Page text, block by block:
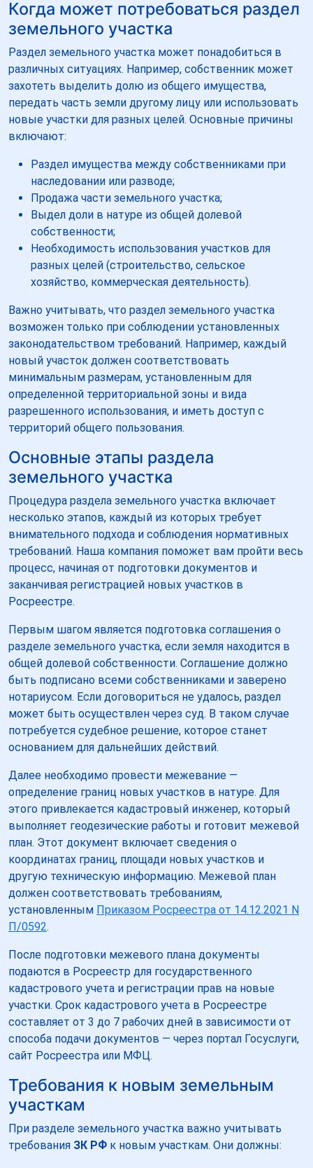
Когда может потребоваться раздел
земельного участка
Раздел земельного участка может понадобиться в
различных ситуациях. Например, собственник может
захотеть выделить долю из общего имущества,
передать часть земли другому лицу или использовать
новые участки для разных целей. Основные причины
включают:
Раздел имущества между собственниками при
наследовании или разводе;
Продажа части земельного участка;
Выдел доли в натуре из общей долевой
собственности;
Необходимость использования участков для
разных целей (строительство, сельское
хозяйство, коммерческая деятельность).
Важно учитывать, что раздел земельного участка
возможен только при соблюдении установленных
законодательством требований. Например, каждый
новый участок должен соответствовать
минимальным размерам, установленным для
определенной территориальной зоны и вида
разрешенного использования, и иметь доступ с
территорий общего пользования.
Основные этапы раздела
земельного участка
Процедура раздела земельного участка включает
несколько этапов, каждый из которых требует
внимательного подхода и соблюдения нормативных
требований. Наша компания поможет вам пройти весь
процесс, начиная от подготовки документов и
заканчивая регистрацией новых участков в
Росреестре.
Первым шагом является подготовка соглашения о
разделе земельного участка, если земля находится в
общей долевой собственности. Соглашение должно
быть подписано всеми собственниками и заверено
нотариусом. Если договориться не удалось, раздел
может быть осуществлен через суд. В таком случае
потребуется судебное решение, которое станет
основанием для дальнейших действий.
Далее необходимо провести межевание —
определение границ новых участков в натуре. Для
этого привлекается кадастровый инженер, который
выполняет геодезические работы и готовит межевой
план. Этот документ включает сведения о
координатах границ, площади новых участков и
другую техническую информацию. Межевой план
должен соответствовать требованиям,
установленным Приказом Росреестра от 14.12.2021 N
П/0592.
После подготовки межевого плана документы
подаются в Росреестр для государственного
кадастрового учета и регистрации прав на новые
участки. Срок кадастрового учета в Росреестре
составляет от 3 до 7 рабочих дней в зависимости от
способа подачи документов — через портал Госуслуги,
сайт Росреестра или МФЦ.
Требования к новым земельным
участкам
При разделе земельного участка важно учитывать
требования ЗК РФ к новым участкам. Они должны: